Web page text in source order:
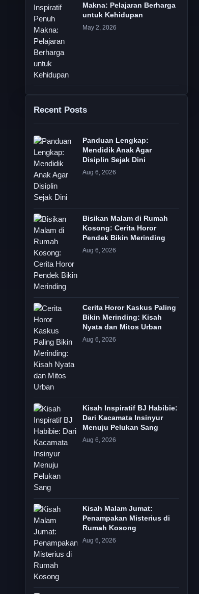
Makna: Pelajaran Berharga
untuk Kehidupan
May 2, 2026
Recent Posts
Panduan Lengkap:
Mendidik Anak Agar
Disiplin Sejak Dini
Aug 6, 2026
Bisikan Malam di Rumah
Kosong: Cerita Horor
Pendek Bikin Merinding
Aug 6, 2026
Cerita Horor Kaskus Paling
Bikin Merinding: Kisah
Nyata dan Mitos Urban
Aug 6, 2026
Kisah Inspiratif BJ Habibie:
Dari Kacamata Insinyur
Menuju Pelukan Sang
Aug 6, 2026
Kisah Malam Jumat:
Penampakan Misterius di
Rumah Kosong
Aug 6, 2026